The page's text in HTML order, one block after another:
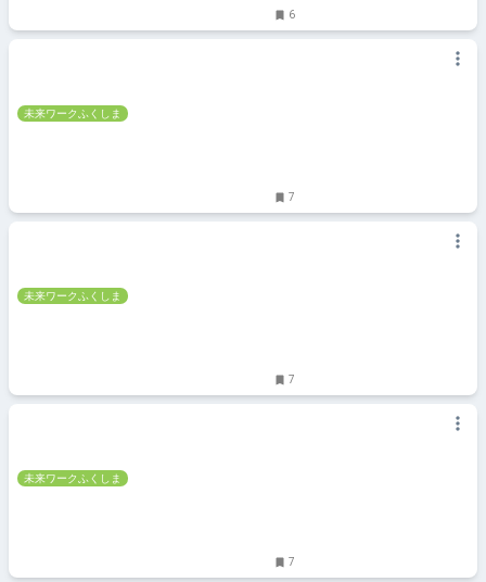
6
未来ワークふくしま
7
未来ワークふくしま
7
未来ワークふくしま
7